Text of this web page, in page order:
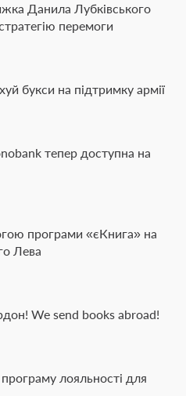
Данила Лубківського
перемоги
букси на підтримку армії
тепер доступна на
програми «єКнига» на
Лева
We send books abroad!
лояльності для